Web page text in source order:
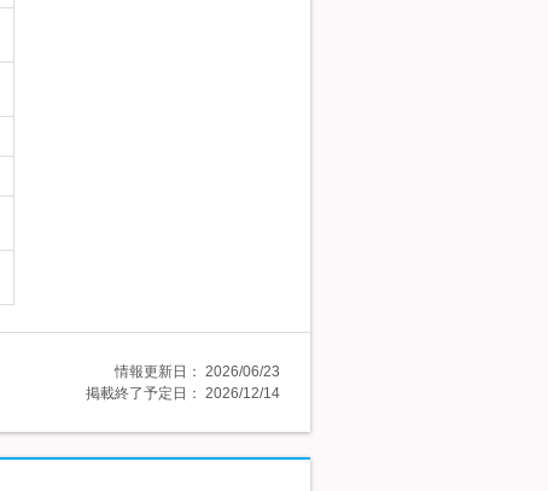
情報更新日： 2026/06/23
掲載終了予定日： 2026/12/14